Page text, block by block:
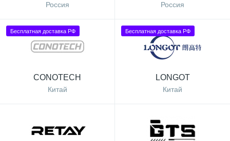
Россия Россия
Бесплатная доставка РФ
CONOTECH
Китай
Бесплатная доставка РФ
LONGOT
Китай